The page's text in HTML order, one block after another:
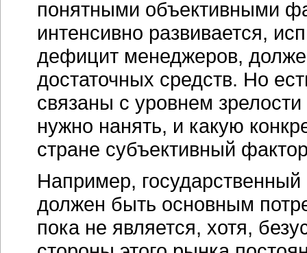
понятными объективными
интенсивно развивается,
дефицит менеджеров,
достаточных средств. Но
связаны с уровнем
нужно нанять, и какую
стране субъективный
Например,
должен быть основным
пока не является, хотя,